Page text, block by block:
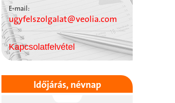
E-mail:
ugyfelszolgalat@veolia.com
Kapcsolatfelvétel
Időjárás, névnap